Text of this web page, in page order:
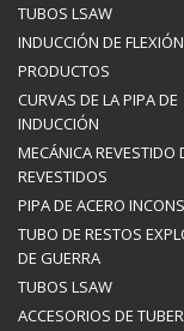
TUBOS LSAW
INDUCCIÓN DE FLEXIÓN
PRODUCTOS
CURVAS DE LA PIPA DE
INDUCCIÓN
MECÁNICA REVESTIDO
REVESTIDOS
PIPA DE ACERO
TUBO DE RESTOS
DE GUERRA
TUBOS LSAW
ACCESORIOS DE